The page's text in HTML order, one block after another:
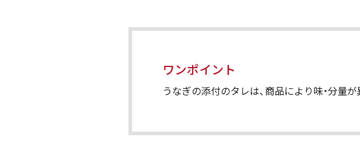
ワンポイント
うなぎの添付のタレは、商品により味・分量